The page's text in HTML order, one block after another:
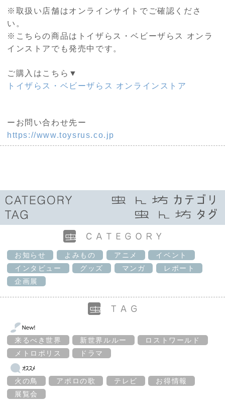
※取扱い店舗はオンラインサイトでご確認くださ
い。
※こちらの商品はトイザらス・ベビーザらス オンラ
インストアでも発売中です。
ご購入はこちら▼
トイザらス・ベビーザらス オンラインストア
ーお問い合わせ先ー
https://www.toysrus.co.jp
お知らせ よみもの アニメ
イベント
インタビュー
グッズ マンガ
レポート
企画展
来るべき世界 新世界ルルー
ロストワールド
メトロポリス
ドラマ
火の鳥 アポロの歌 テレビ
お得情報
展覧会